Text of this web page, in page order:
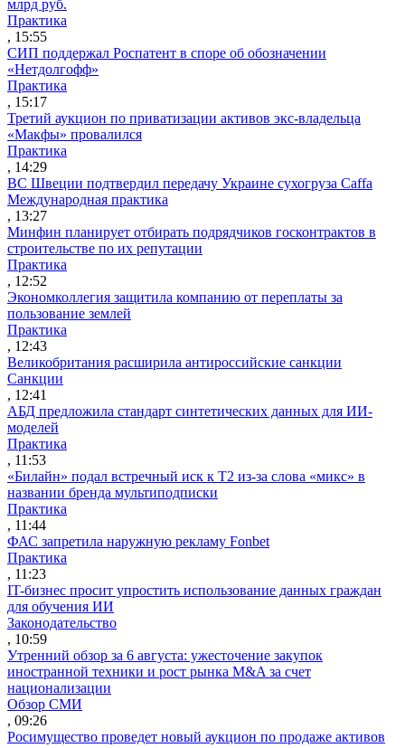
млрд руб.
Практика
, 15:55
СИП поддержал Роспатент в споре об обозначении
«Нетдолгофф»
Практика
, 15:17
Третий аукцион по приватизации активов экс-владельца
«Макфы» провалился
Практика
, 14:29
ВС Швеции подтвердил передачу Украине сухогруза Caffa
Международная практика
, 13:27
Минфин планирует отбирать подрядчиков госконтрактов в
строительстве по их репутации
Практика
, 12:52
Экономколлегия защитила компанию от переплаты за
пользование землей
Практика
, 12:43
Великобритания расширила антироссийские санкции
Санкции
, 12:41
АБД предложила стандарт синтетических данных для ИИ-
моделей
Практика
, 11:53
«Билайн» подал встречный иск к Т2 из-за слова «микс» в
названии бренда мультиподписки
Практика
, 11:44
ФАС запретила наружную рекламу Fonbet
Практика
, 11:23
IT-бизнес просит упростить использование данных граждан
для обучения ИИ
Законодательство
, 10:59
Утренний обзор за 6 августа: ужесточение закупок
иностранной техники и рост рынка M&A за счет
национализации
Обзор СМИ
, 09:26
Росимущество проведет новый аукцион по продаже активов